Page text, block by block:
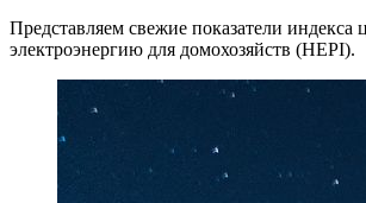
Представляем свежие показатели индекса
электроэнергию для домохозяйств (HEPI).